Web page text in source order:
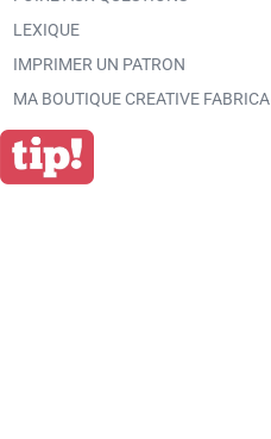
LEXIQUE
IMPRIMER UN PATRON
MA BOUTIQUE CREATIVE FABRICA